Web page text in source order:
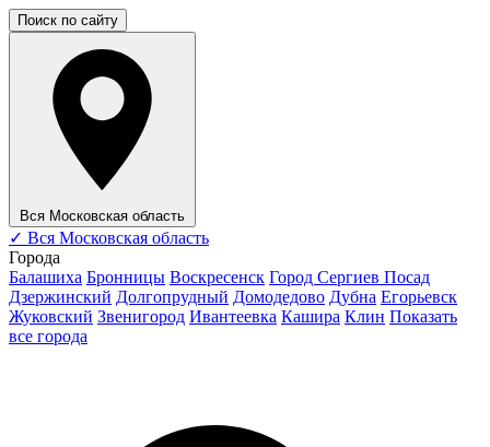
Поиск по сайту
Вся Московская область
✓ Вся Московская область
Города
Балашиха Бронницы Воскресенск Город Сергиев Посад
Дзержинский Долгопрудный Домодедово Дубна Егорьевск
Жуковский Звенигород Ивантеевка Кашира Клин Показать
все города